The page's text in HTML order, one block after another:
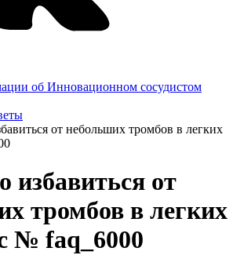
об Инновационном сосудистом
от небольших тромбов в легких
избавиться от
тромбов в легких
№ faq_6000